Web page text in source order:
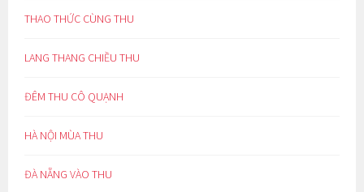
THAO THỨC CÙNG THU
LANG THANG CHIỀU THU
ĐÊM THU CÔ QUẠNH
HÀ NỘI MÙA THU
ĐÀ NẴNG VÀO THU